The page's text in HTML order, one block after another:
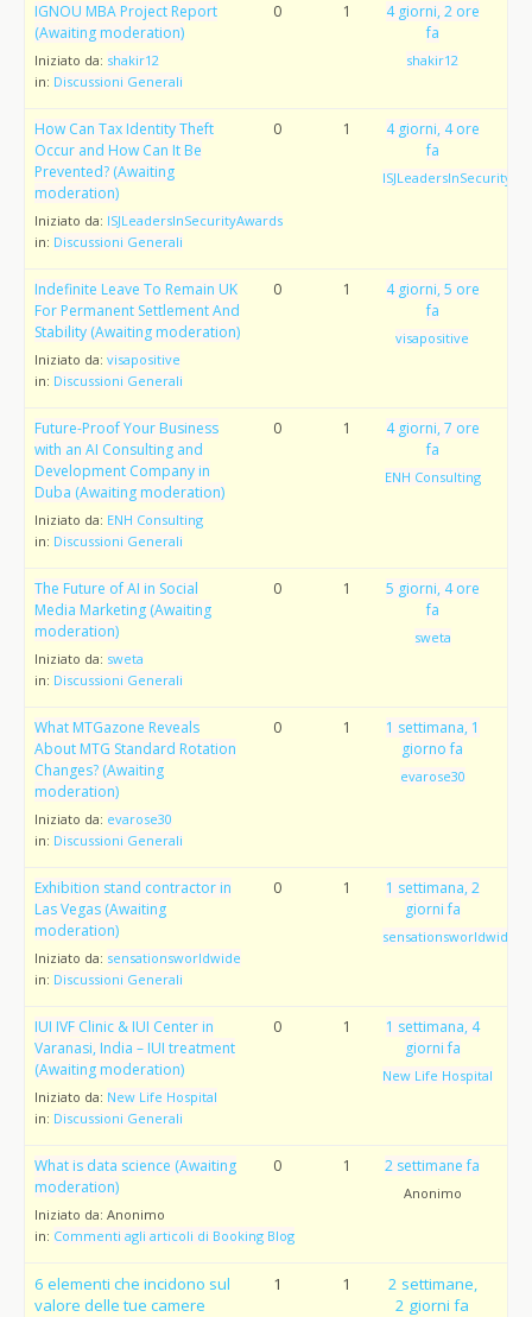
IGNOU MBA Project Report
(Awaiting moderation)
Iniziato da: shakir12
in: Discussioni Generali
0 1
4 giorni, 2 ore
fa
shakir12
How Can Tax Identity Theft
Occur and How Can It Be
Prevented? (Awaiting
moderation)
Iniziato da: ISJLeadersInSecurityAwards
in: Discussioni Generali
0 1
4 giorni, 4 ore
fa
Indefinite Leave To Remain UK
For Permanent Settlement And
Stability (Awaiting moderation)
Iniziato da: visapositive
in: Discussioni Generali
0 1
4 giorni, 5 ore
fa
visapositive
Future-Proof Your Business
with an AI Consulting and
Development Company in
Duba (Awaiting moderation)
Iniziato da: ENH Consulting
in: Discussioni Generali
0 1
4 giorni, 7 ore
fa
ENH Consulting
The Future of AI in Social
Media Marketing (Awaiting
moderation)
Iniziato da: sweta
in: Discussioni Generali
0 1
5 giorni, 4 ore
fa
sweta
What MTGazone Reveals
About MTG Standard Rotation
Changes? (Awaiting
moderation)
Iniziato da: evarose30
in: Discussioni Generali
0 1
1 settimana, 1
giorno fa
evarose30
Exhibition stand contractor in
Las Vegas (Awaiting
moderation)
Iniziato da: sensationsworldwide
in: Discussioni Generali
0 1
1 settimana, 2
giorni fa
sensationsworldwide
IUI IVF Clinic & IUI Center in
Varanasi, India – IUI treatment
(Awaiting moderation)
Iniziato da: New Life Hospital
in: Discussioni Generali
0 1
1 settimana, 4
giorni fa
New Life Hospital
What is data science (Awaiting
moderation)
Iniziato da: Anonimo
in: Commenti agli articoli di Booking Blog
0 1 2 settimane fa
Anonimo
6 elementi che incidono sul
valore delle tue camere
1 1
2 settimane,
2 giorni fa